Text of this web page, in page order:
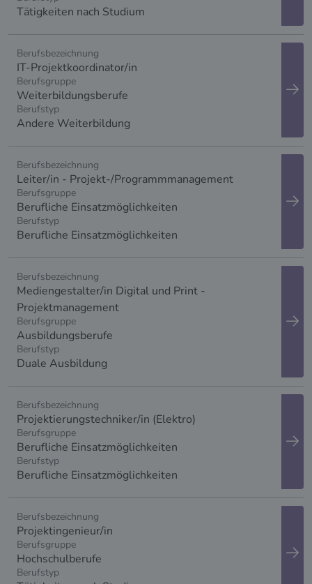
Tätigkeiten nach Studium
IT-Projektkoordinator/in
Weiterbildungsberufe
Andere Weiterbildung
anzeigen
Leiter/in - Projekt-/Programmmanagement
Berufliche Einsatzmöglichkeiten
Berufliche Einsatzmöglichkeiten
anzeigen
Mediengestalter/in Digital und Print -
Projektmanagement
Ausbildungsberufe
Duale Ausbildung
anzeigen
Projektierungstechniker/in (Elektro)
Berufliche Einsatzmöglichkeiten
Berufliche Einsatzmöglichkeiten
anzeigen
Projektingenieur/in
Hochschulberufe
anzeigen